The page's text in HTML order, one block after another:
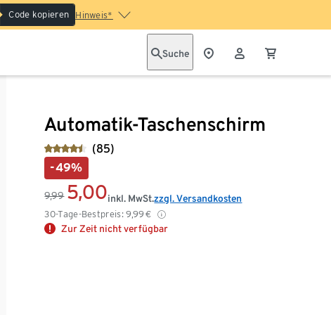
Code kopieren Hinweis*
Suche
Automatik-Taschenschirm
(85)
-49%
9,99 5,00
30-Tage-Bestpreis: 9,99€
inkl. MwSt.zzgl. Versandkosten
Zur Zeit nicht verfügbar